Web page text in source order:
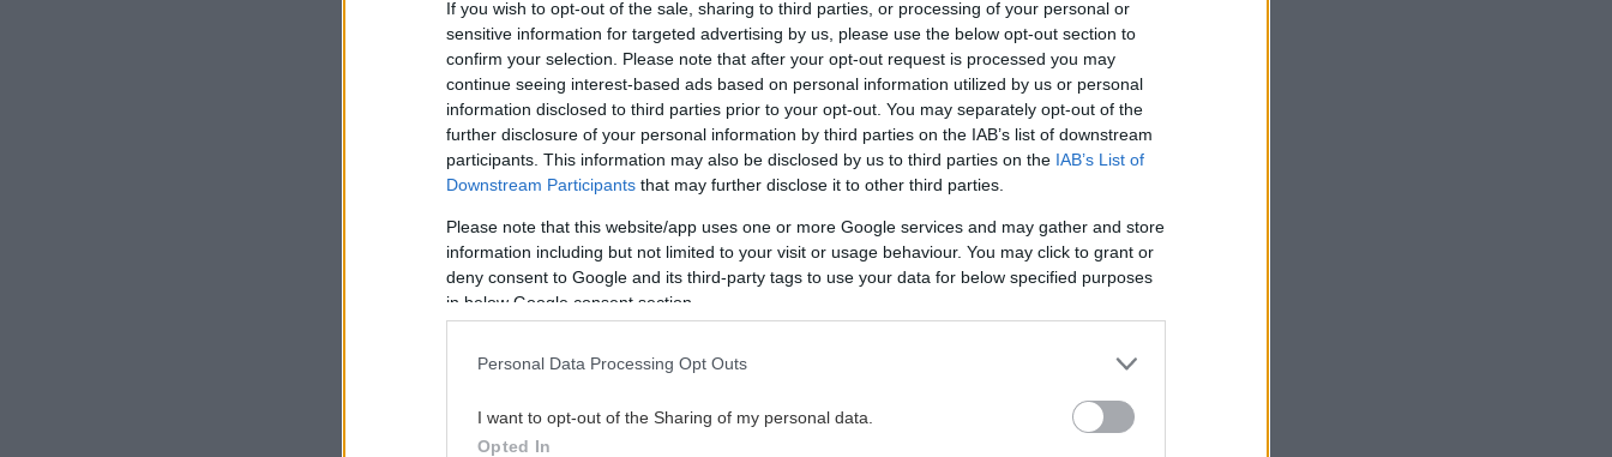
If you wish to opt-out of the sale, sharing to third parties, or processing of your personal or
sensitive information for targeted advertising by us, please use the below opt-out section to
confirm your selection. Please note that after your opt-out request is processed you may
continue seeing interest-based ads based on personal information utilized by us or personal
information disclosed to third parties prior to your opt-out. You may separately opt-out of the
further disclosure of your personal information by third parties on the IAB’s list of downstream
participants. This information may also be disclosed by us to third parties on the IAB’s List of
Downstream Participants that may further disclose it to other third parties.
Please note that this website/app uses one or more Google services and may gather and store
information including but not limited to your visit or usage behaviour. You may click to grant or
deny consent to Google and its third-party tags to use your data for below specified purposes
in below Google consent section.
Personal Data Processing Opt Outs
I want to opt-out of the Sharing of my personal data.
Opted In